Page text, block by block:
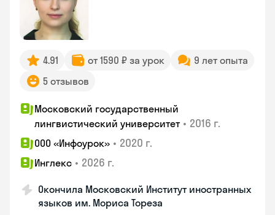
4.91 от 1590 ₽ за урок
9 лет опыта
5 отзывов
Московский государственный
лингвистический университет • 2016 г.
ООО «Инфоурок» • 2020 г.
Инглекс • 2026 г.
Окончила Московский Институт иностранных
языков им. Мориса Тореза